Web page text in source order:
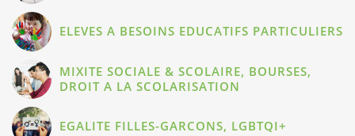
ELEVES A BESOINS EDUCATIFS PARTICULIERS
MIXITE SOCIALE & SCOLAIRE, BOURSES,
DROIT A LA SCOLARISATION
EGALITE FILLES-GARCONS, LGBTQI+